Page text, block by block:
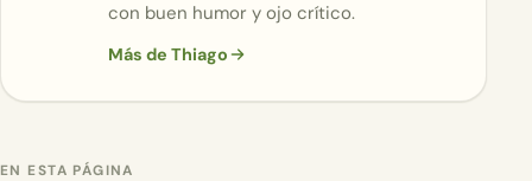
con buen humor y ojo crítico.
Más de Thiago
EN ESTA PÁGINA